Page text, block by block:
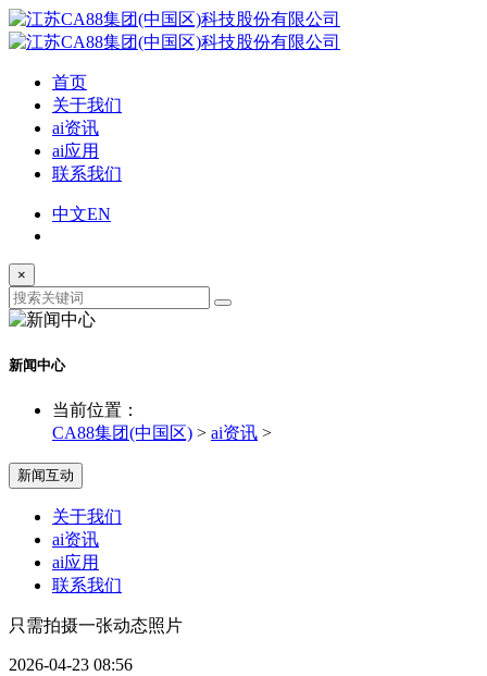
首页
关于我们
ai资讯
ai应用
联系我们
中文EN
×
新闻中心
当前位置：
CA88集团(中国区) > ai资讯 >
新闻互动
关于我们
ai资讯
ai应用
联系我们
只需拍摄一张动态照片
2026-04-23 08:56